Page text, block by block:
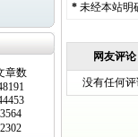
章数
3564
2302
* 未经本站明
网友评论
没有任何评